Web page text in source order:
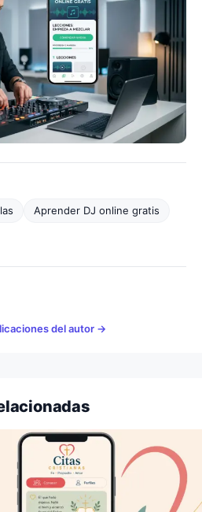
Aprender DJ online gratis
del autor